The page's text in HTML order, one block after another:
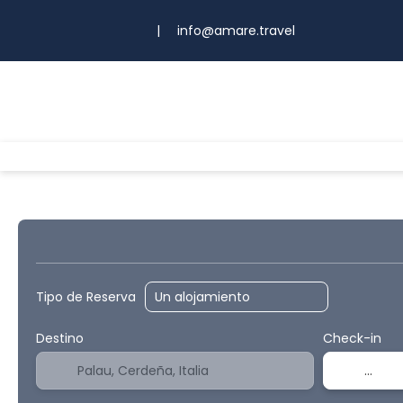
| info@amare.travel
Tipo de Reserva
Destino Check-in